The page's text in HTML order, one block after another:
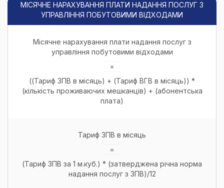
МІСЯЧНЕ НАРАХУВАННЯ ПЛАТИ НАДАННЯ ПОСЛУГ З
УПРАВЛІННЯ ПОБУТОВИМИ ВІДХОДАМИ
Місячне нарахування плати надання послуг з
управління побутовими відходами
=
((Тариф ЗПВ в місяць) + (Тариф ВГВ в місяць)) *
(кількість проживаючих мешканців) + (абонентська
плата)
Тариф ЗПВ в місяць
=
(Тариф ЗПВ за 1 м.куб.) * (затверджена річна норма
надання послуг з ЗПВ)/12